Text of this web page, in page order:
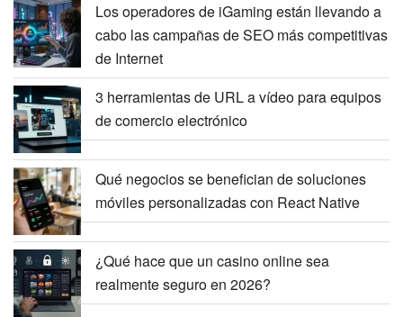
Los operadores de iGaming están llevando a
cabo las campañas de SEO más competitivas
de Internet
3 herramientas de URL a vídeo para equipos
de comercio electrónico
Qué negocios se benefician de soluciones
móviles personalizadas con React Native
¿Qué hace que un casino online sea
realmente seguro en 2026?